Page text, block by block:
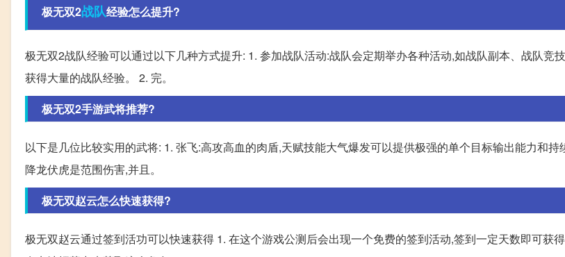
极无双2战队经验怎么提升?
极无双2战队经验可以通过以下几种方式提升: 1. 参加战队活动:战队会定期举办各种活动,如战队副本、战队竞
获得大量的战队经验。 2. 完。
极无双2手游武将推荐?
以下是几位比较实用的武将: 1. 张飞:高攻高血的肉盾,天赋技能大气爆发可以提供极强的单个目标输出能力和持
降龙伏虎是范围伤害,并且。
极无双赵云怎么快速获得?
极无双赵云通过签到活功可以快速获得 1. 在这个游戏公测后会出现一个免费的签到活动,签到一定天数即可获